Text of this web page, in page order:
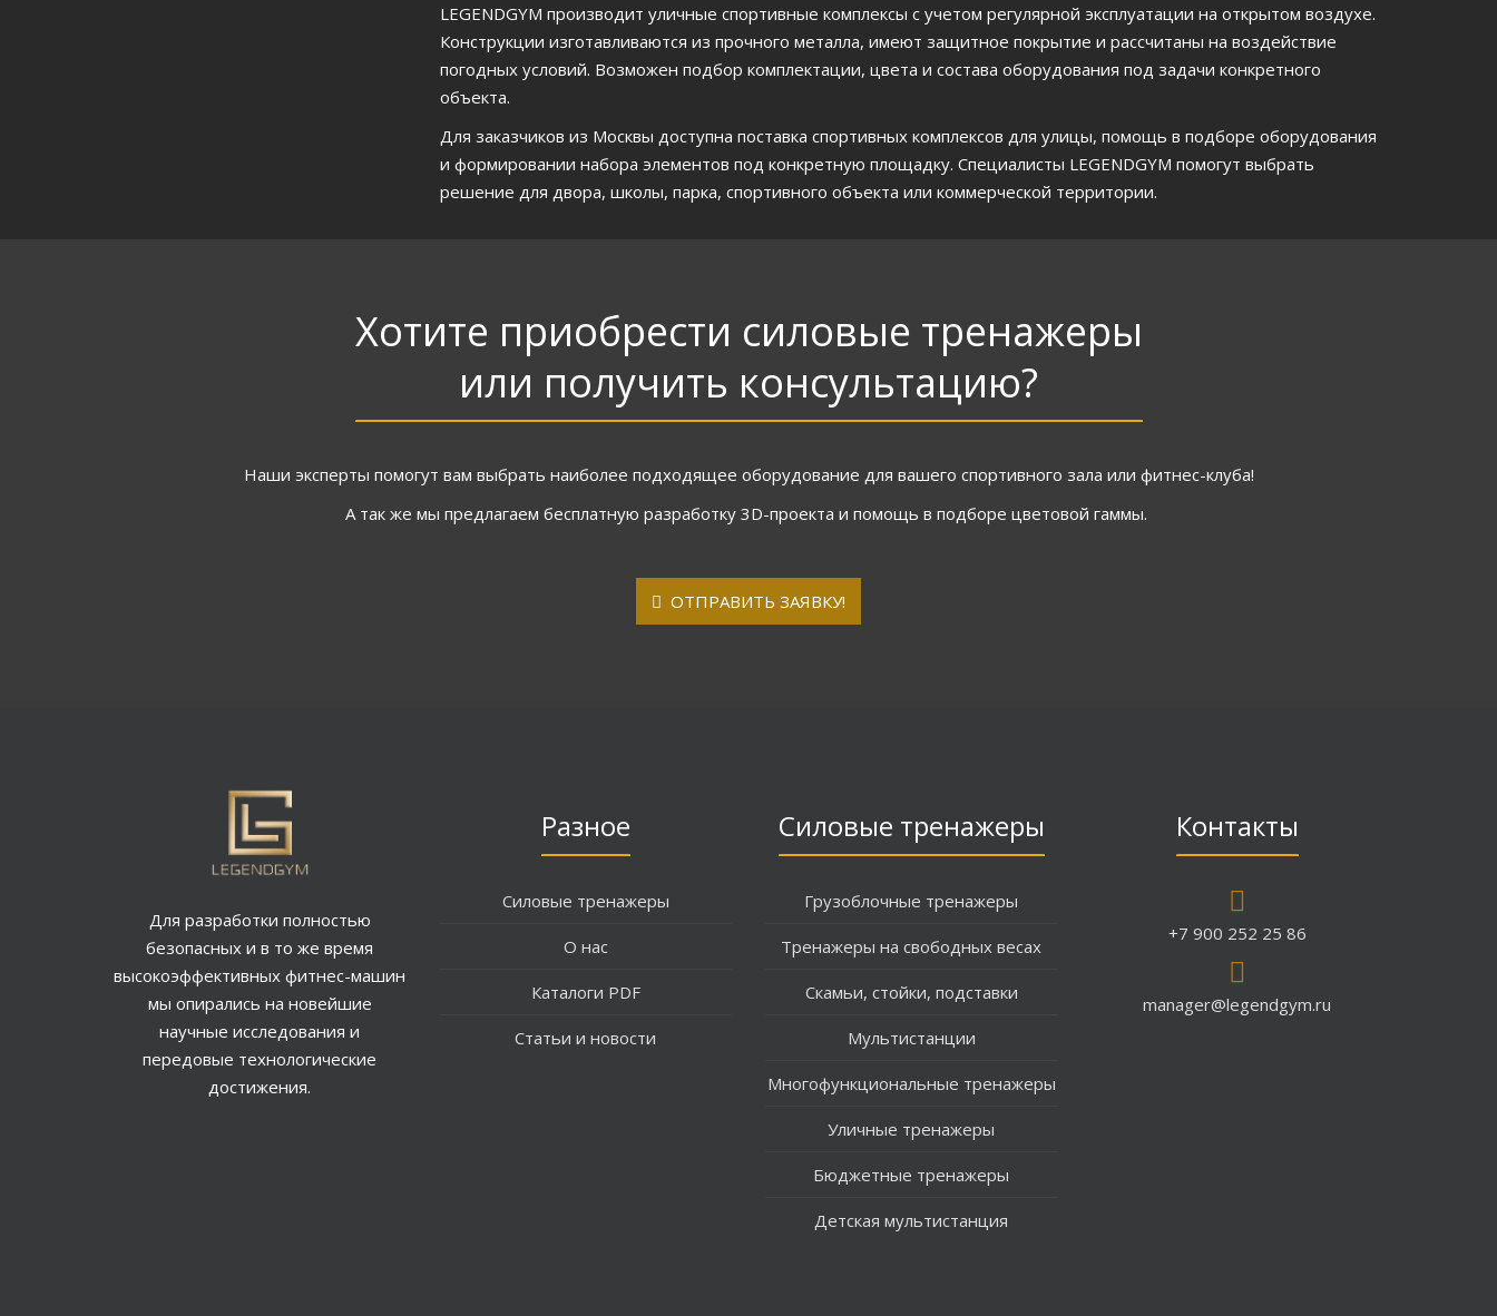
LEGENDGYM производит уличные спортивные комплексы с учетом регулярной эксплуатации на открытом воздухе.
Конструкции изготавливаются из прочного металла, имеют защитное покрытие и рассчитаны на воздействие
погодных условий. Возможен подбор комплектации, цвета и состава оборудования под задачи конкретного
объекта.
Для заказчиков из Москвы доступна поставка спортивных комплексов для улицы, помощь в подборе оборудования
и формировании набора элементов под конкретную площадку. Специалисты LEGENDGYM помогут выбрать
решение для двора, школы, парка, спортивного объекта или коммерческой территории.
Хотите приобрести силовые тренажеры
или получить консультацию?
Наши эксперты помогут вам выбрать наиболее подходящее оборудование для вашего спортивного зала или фитнес-клуба!
А так же мы предлагаем бесплатную разработку 3D-проекта и помощь в подборе цветовой гаммы.
ОТПРАВИТЬ ЗАЯВКУ!
Для разработки полностью
безопасных и в то же время
высокоэффективных фитнес-машин
мы опирались на новейшие
научные исследования и
передовые технологические
достижения.
Разное
Силовые тренажеры
О нас
Каталоги PDF
Статьи и новости
Силовые тренажеры
Грузоблочные тренажеры
Тренажеры на свободных весах
Скамьи, стойки, подставки
Мультистанции
Многофункциональные тренажеры
Уличные тренажеры
Бюджетные тренажеры
Детская мультистанция
Контакты
+7 900 252 25 86
manager@legendgym.ru